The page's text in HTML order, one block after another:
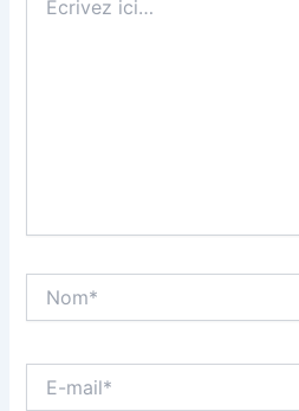
ici…
mail*